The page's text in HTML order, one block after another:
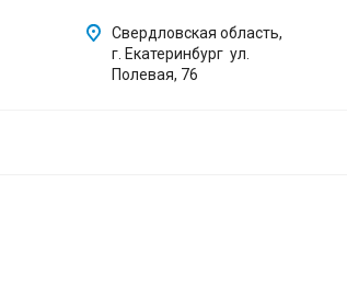
Свердловская область,
г. Екатеринбург ул.
Полевая, 76